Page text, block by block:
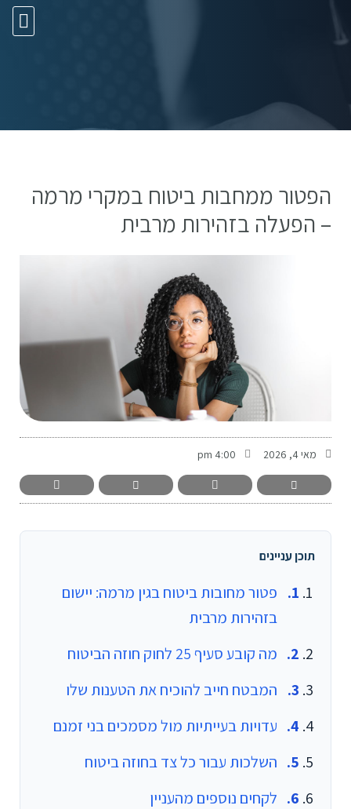
הפטור ממחבות ביטוח במקרי מרמה
– הפעלה בזהירות מרבית
מאי 4, 2026 4:00 pm
תוכן עניינים
פטור מחובות ביטוח בגין מרמה: יישום
בזהירות מרבית
מה קובע סעיף 25 לחוק חוזה הביטוח
המבטח חייב להוכיח את הטענות שלו
עדויות בעייתיות מול מסמכים בני זמנם
השלכות עבור כל צד בחוזה ביטוח
לקחים נוספים מהעניין